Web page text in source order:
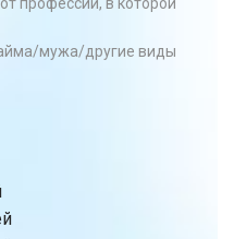
мужа/другие виды